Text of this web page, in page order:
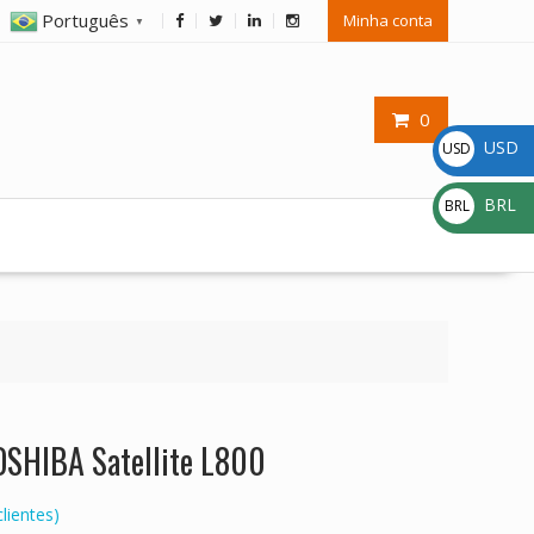
Português ▼ Minha conta
0
Satellite L800
USD
$
USD
BRL
R$
BRL